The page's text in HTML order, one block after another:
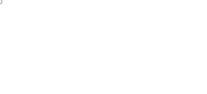
è una sequenza di caratteri necessaria per
lo stesso codice SWIFT per filiali diverse.
SWIFT, è necessario controllare le ultime cifre. Se
esistente ma sbagliato, la banca ricevente deve
contatta immediatamente la tua banca e